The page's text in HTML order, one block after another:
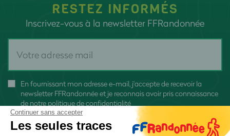
RESTEZ INFORMÉS
Inscrivez-vous à la newsletter FFRandonnée
En fournissant mon adresse e-mail, j'accepte de recevoir la
newsletter FFRandonnée et je reconnais avoir pris connaissance
de notre politique de confidentialité
Continuer sans accepter
Les seules traces